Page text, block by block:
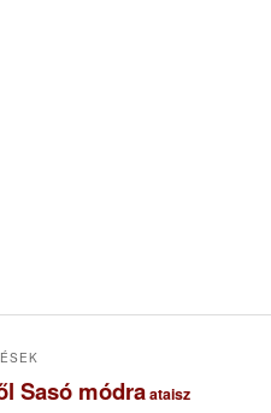
Sasó módraataisz